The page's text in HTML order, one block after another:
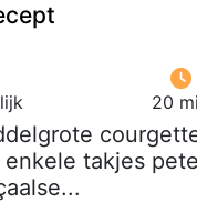
20
takjes